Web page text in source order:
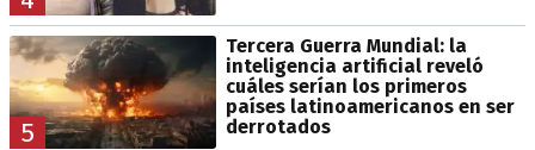
5
Tercera Guerra Mundial: la
inteligencia artificial reveló
cuáles serían los primeros
países latinoamericanos en ser
derrotados